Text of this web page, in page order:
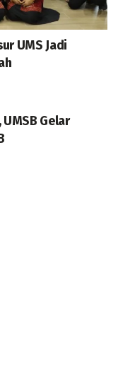
UMS Jadi
Gelar